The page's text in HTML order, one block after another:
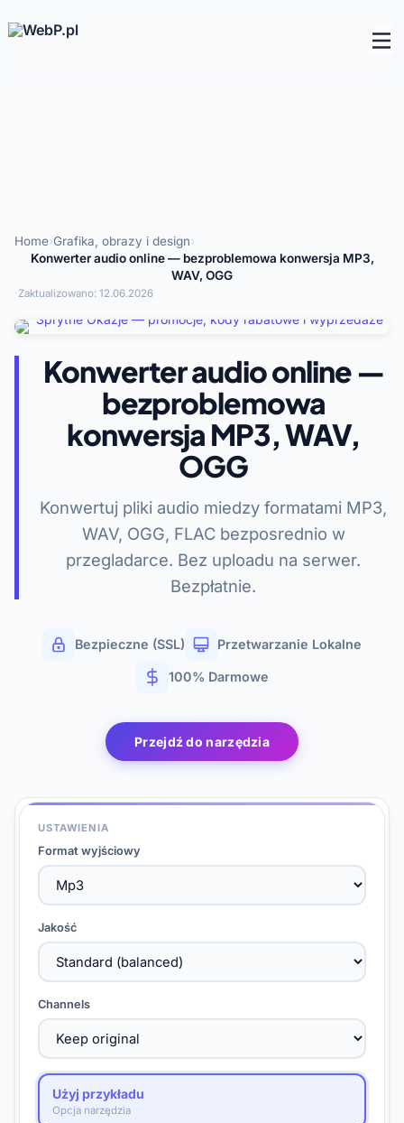
Home›Grafika, obrazy i design›
Konwerter audio online — bezproblemowa konwersja MP3,
WAV, OGG
·Zaktualizowano: 12.06.2026
Konwerter audio online —
bezproblemowa
konwersja MP3, WAV,
OGG
Konwertuj pliki audio miedzy formatami MP3,
WAV, OGG, FLAC bezposrednio w
przegladarce. Bez uploadu na serwer.
Bezpłatnie.
Bezpieczne (SSL) Przetwarzanie Lokalne
100% Darmowe
Przejdź do narzędzia
USTAWIENIA
Format wyjściowy
Jakość
Channels
Użyj przykładu
Opcja narzędzia